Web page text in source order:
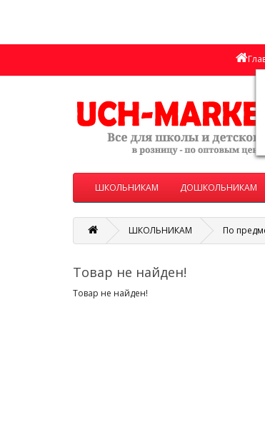
ШКОЛЬНИКАМ ДОШКОЛЬНИКАМ
ШКОЛЬНИКАМ По
Товар не найден!
Товар не найден!